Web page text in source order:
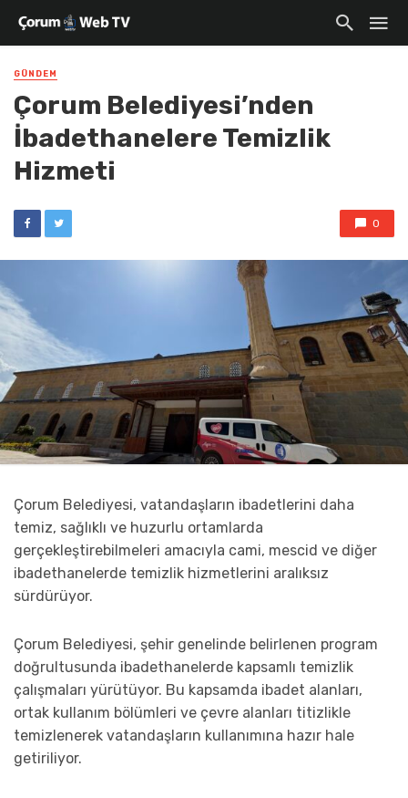
GÜNDEM
Çorum Belediyesi’nden
İbadethanelere Temizlik
Hizmeti
0
Çorum Belediyesi, vatandaşların ibadetlerini daha
temiz, sağlıklı ve huzurlu ortamlarda
gerçekleştirebilmeleri amacıyla cami, mescid ve diğer
ibadethanelerde temizlik hizmetlerini aralıksız
sürdürüyor.
Çorum Belediyesi, şehir genelinde belirlenen program
doğrultusunda ibadethanelerde kapsamlı temizlik
çalışmaları yürütüyor. Bu kapsamda ibadet alanları,
ortak kullanım bölümleri ve çevre alanları titizlikle
temizlenerek vatandaşların kullanımına hazır hale
getiriliyor.